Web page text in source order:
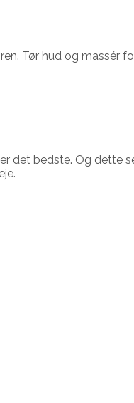
Tør hud og massér
det bedste. Og dette